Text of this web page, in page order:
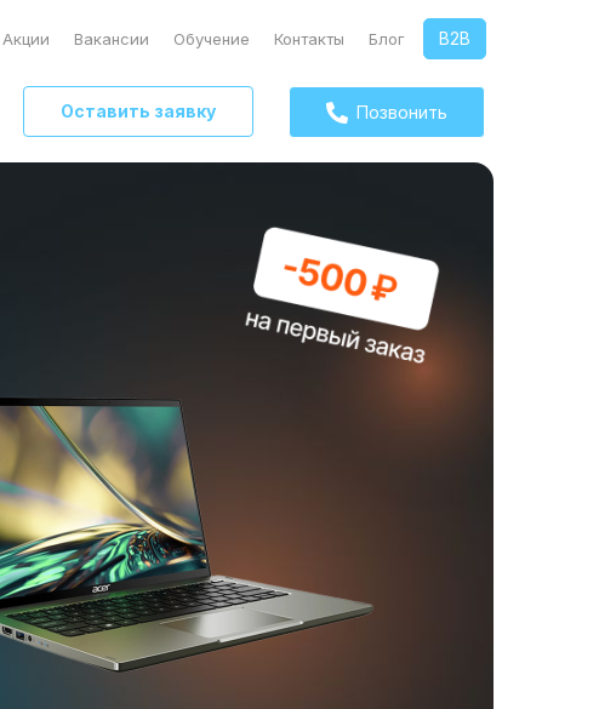
Акции Вакансии Обучение Контакты Блог B2B
Оставить заявку Позвонить